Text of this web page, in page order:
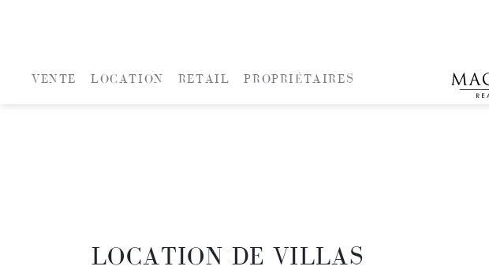
VENTE LOCATION RETAIL PROPRIÉTAIRES
LOCATION DE VILLAS